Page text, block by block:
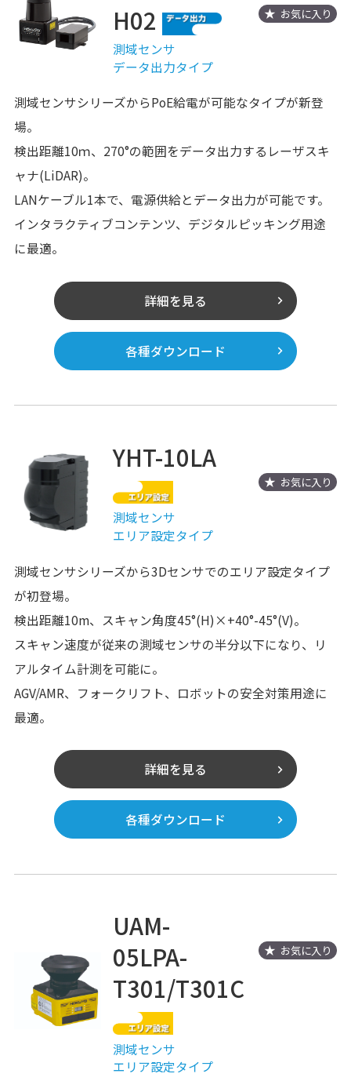
お気に入り
H02
測域センサ
データ出力タイプ
測域センサシリーズからPoE給電が可能なタイプが新登
場。
検出距離10ｍ、270°の範囲をデータ出力するレーザスキ
ャナ(LiDAR)。
LANケーブル1本で、電源供給とデータ出力が可能です。
インタラクティブコンテンツ、デジタルピッキング用途
に最適。
詳細を見る
各種ダウンロード
お気に入り
YHT-10LA
測域センサ
エリア設定タイプ
測域センサシリーズから3Dセンサでのエリア設定タイプ
が初登場。
検出距離10m、スキャン角度45°(H)×+40°-45°(V)。
スキャン速度が従来の測域センサの半分以下になり、リ
アルタイム計測を可能に。
AGV/AMR、フォークリフト、ロボットの安全対策用途に
最適。
詳細を見る
各種ダウンロード
お気に入り
UAM-
05LPA-
T301/T301C
測域センサ
エリア設定タイプ